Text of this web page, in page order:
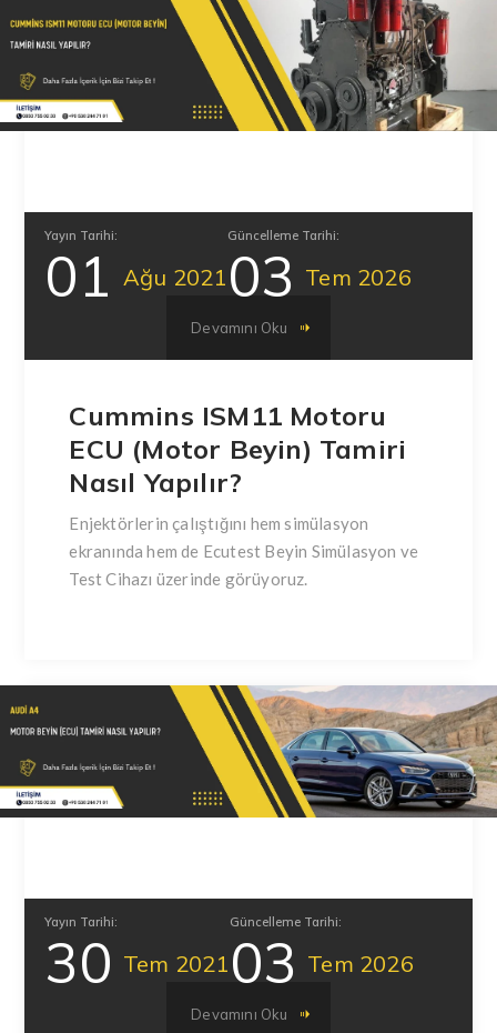
Yayın Tarihi:
01 Ağu 2021
Güncelleme Tarihi:
03 Tem 2026
Devamını Oku
Cummins ISM11 Motoru
ECU (Motor Beyin) Tamiri
Nasıl Yapılır?
Enjektörlerin çalıştığını hem simülasyon
ekranında hem de Ecutest Beyin Simülasyon ve
Test Cihazı üzerinde görüyoruz.
Yayın Tarihi:
30 Tem 2021
Güncelleme Tarihi:
03 Tem 2026
Devamını Oku